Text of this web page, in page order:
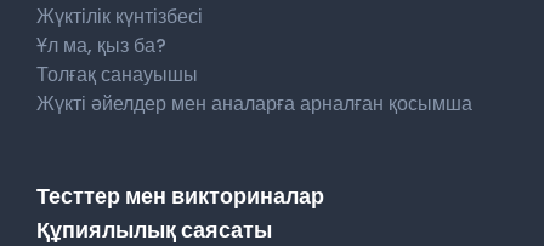
Жүктілік күнтізбесі
Ұл ма, қыз ба?
Толғақ санауышы
Жүкті әйелдер мен аналарға арналған қосымша
Тесттер мен викториналар
Құпиялылық саясаты